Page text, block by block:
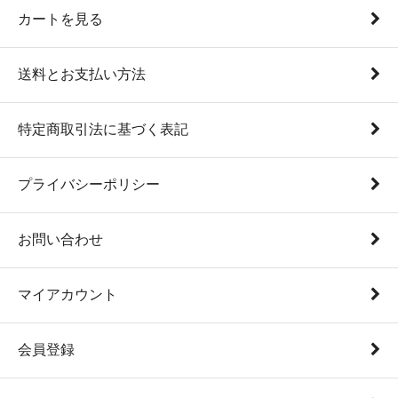
カートを見る
送料とお支払い方法
特定商取引法に基づく表記
プライバシーポリシー
お問い合わせ
マイアカウント
会員登録